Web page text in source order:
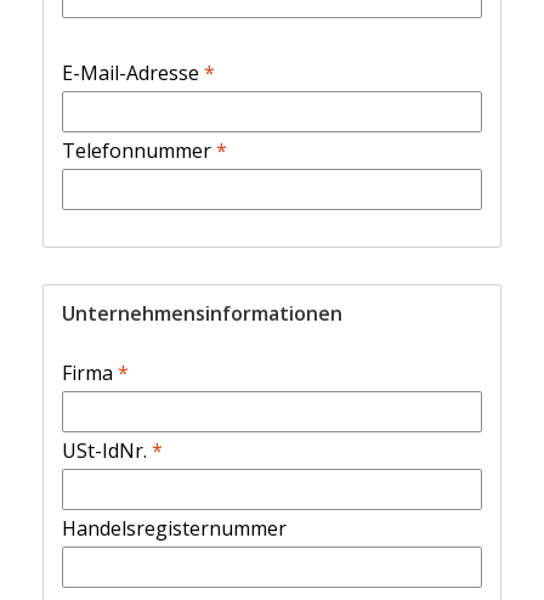
E-Mail-Adresse *
Telefonnummer*
Unternehmensinformationen
Firma *
USt-IdNr. *
Handelsregisternummer